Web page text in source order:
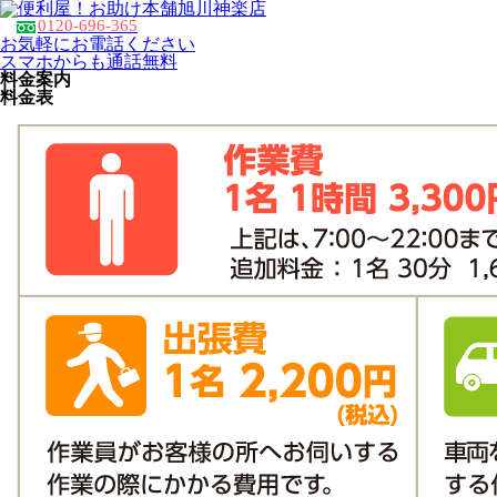
旭川神楽店
0120-696-365
お気軽にお電話ください
スマホからも通話無料
料金案内
料金表